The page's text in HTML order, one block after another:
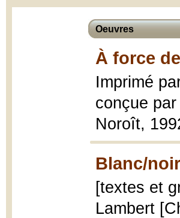
Oeuvres
À force
Imprimé
conçue
Noroît,
Blanc/
[textes et
Lambert